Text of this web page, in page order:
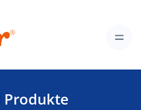
Produkte